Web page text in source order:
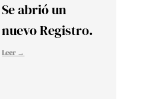
Se abrió un
nuevo Registro.
Leer →